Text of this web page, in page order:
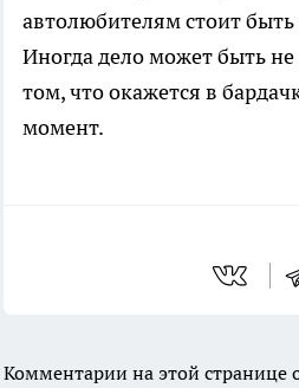
автолюбителям стоит
Иногда дело может быть
том, что окажется в
момент.
Комментарии на этой странице